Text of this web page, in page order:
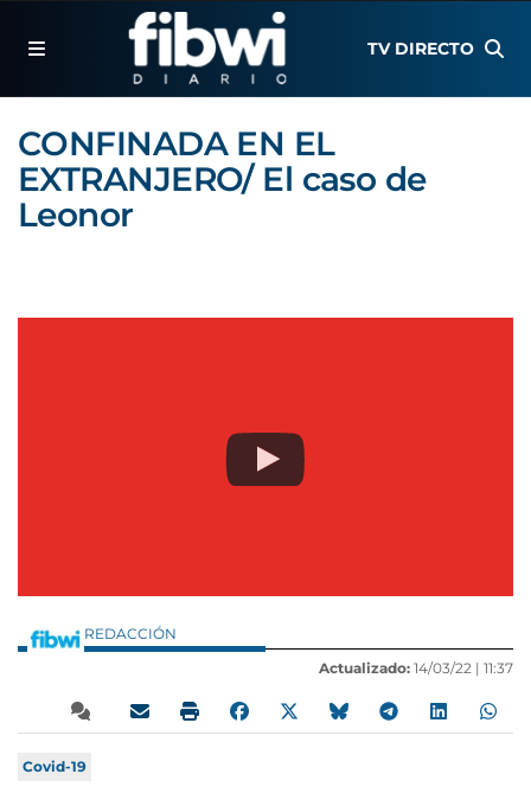
TV DIRECTO
CONFINADA EN EL
EXTRANJERO/ El caso de
Leonor
REDACCIÓN
Actualizado: 14/03/22 | 11:37
Covid-19